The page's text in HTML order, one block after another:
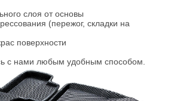
слоя от основы
(пережог, складки на
поверхности
с нами любым удобным способом.